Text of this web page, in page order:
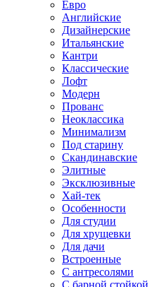
Евро
Английские
Дизайнерские
Итальянские
Кантри
Классические
Лофт
Модерн
Прованс
Неоклассика
Минимализм
Под старину
Скандинавские
Элитные
Эксклюзивные
Хай-тек
Особенности
Для студии
Для хрущевки
Для дачи
Встроенные
С антресолями
С барной стойкой